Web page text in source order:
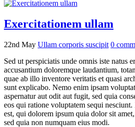
Exercitationem ullam
22nd May Ullam corporis suscipit 0
Sed ut perspiciatis unde omnis iste natus
accusantium doloremque laudantium,
quae ab illo inventore veritatis et quasi
sunt explicabo. Nemo enim ipsam
aspernatur aut odit aut fugit, sed quia
eos qui ratione voluptatem sequi
est, qui dolorem ipsum quia dolor sit
sed quia non numquam eius modi.